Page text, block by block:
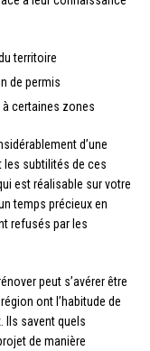
territoire
de permis
certaines zones
d’une
les subtilités de ces
est réalisable sur votre
temps précieux en
refusés par les
peut s’avérer être
ont l’habitude de
Ils savent quels
de manière